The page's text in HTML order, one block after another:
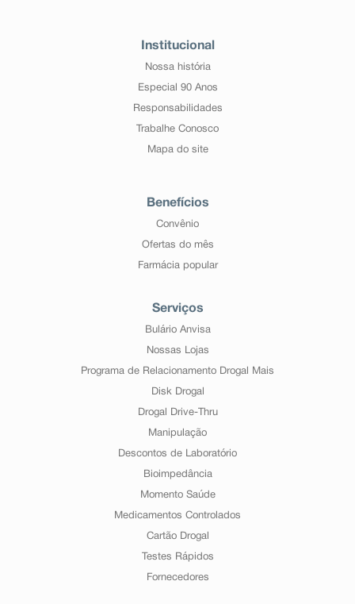
Institucional
Nossa história
Especial 90 Anos
Responsabilidades
Trabalhe Conosco
Mapa do site
Benefícios
Convênio
Ofertas do mês
Farmácia popular
Serviços
Bulário Anvisa
Nossas Lojas
Programa de Relacionamento Drogal Mais
Disk Drogal
Drogal Drive-Thru
Manipulação
Descontos de Laboratório
Bioimpedância
Momento Saúde
Medicamentos Controlados
Cartão Drogal
Testes Rápidos
Fornecedores